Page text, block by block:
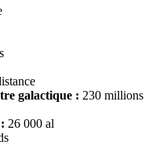
galactique : 230 millions
26 000 al